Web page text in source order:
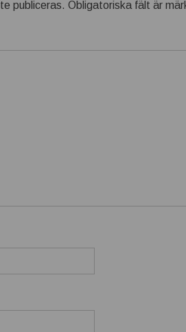
publiceras. Obligatoriska fält är